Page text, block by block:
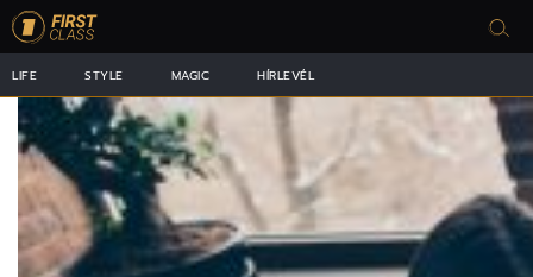
LIFE STYLE MAGIC HÍRLEVÉL